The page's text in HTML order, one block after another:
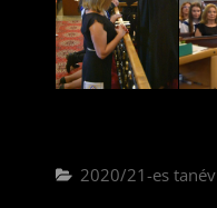
Categories
2020/21-es tanév